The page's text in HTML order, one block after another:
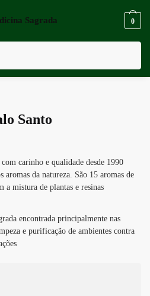
0
Santo
carinho e qualidade desde 1990
aromas da natureza. São 15 aromas de
a mistura de plantas e resinas
encontrada principalmente nas
e purificação de ambientes contra